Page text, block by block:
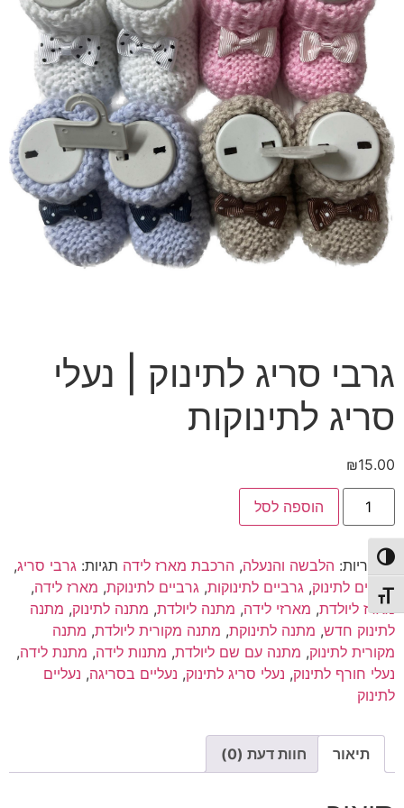
הפעל/כבה ניגודיות גבוהה
מתג גודל גופן
גרבי סריג לתינוק | נעלי
סריג לתינוקות
₪15.00
כמות
גרבי
סריג
לתינוק
|
נעלי
סריג
לתינוקות
הוספה לסל
קטגוריות: הלבשה והנעלה, הרכבת מארז לידה תגיות: גרבי סריג,
גרביים לתינוק, גרביים לתינוקות, גרביים לתינוקת, מארז לידה,
מארז ליולדת, מארזי לידה, מתנה ליולדת, מתנה לתינוק, מתנה
לתינוק חדש, מתנה לתינוקת, מתנה מקורית ליולדת, מתנה
מקורית לתינוק, מתנה עם שם ליולדת, מתנות לידה, מתנת לידה,
נעלי חורף לתינוק, נעלי סריג לתינוק, נעליים בסריגה, נעליים
לתינוק
תיאור חוות דעת (0)